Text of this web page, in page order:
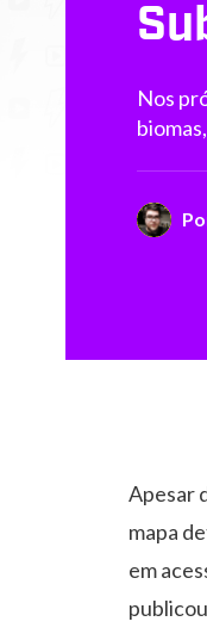
Nos
Apesar
mapa
em